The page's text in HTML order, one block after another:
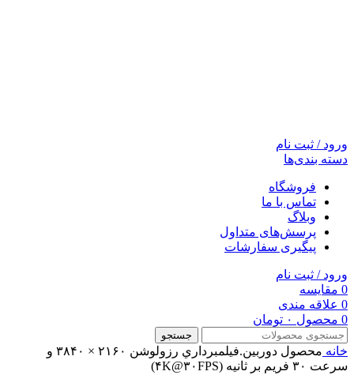
ورود / ثبت نام
دسته بندی‌ها
فروشگاه
تماس با ما
وبلاگ
پرسش‌های متداول
پیگیری سفارشات
ورود / ثبت نام
0 مقایسه
0 علاقه مندی
0 محصول ۰ تومان
جستجو
خانه محصول دوربين.فيلمبرداري
رزولوشن ۲۱۶۰ × ۳۸۴۰ و
سرعت ۳۰ فریم بر ثانیه (۴K@۳۰FPS)